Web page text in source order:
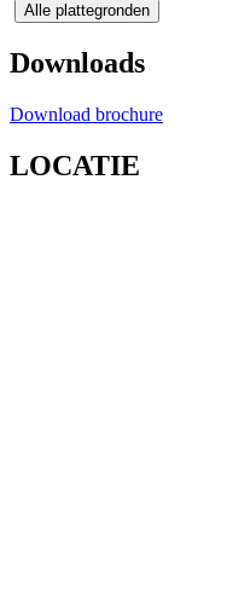
Alle plattegronden
Downloads
Download brochure
LOCATIE